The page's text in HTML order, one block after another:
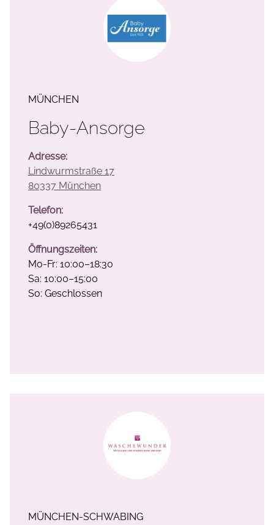
MÜNCHEN
Baby-Ansorge
Adresse:
Lindwurmstraße 17
80337 München
Telefon:
+49(0)89265431
Öffnungszeiten:
Mo-Fr: 10:00–18:30
Sa: 10:00–15:00
So: Geschlossen
MÜNCHEN-SCHWABING